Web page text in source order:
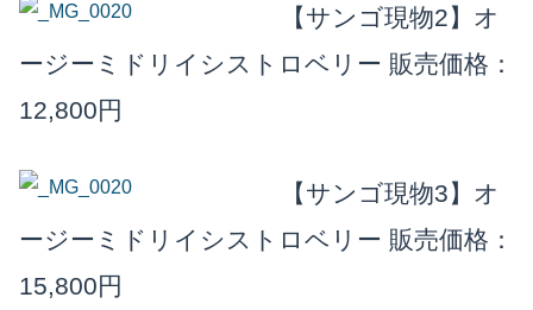
【サンゴ現物2】オ
ージーミドリイシストロベリー 販売価格：
12,800円
【サンゴ現物3】オ
ージーミドリイシストロベリー 販売価格：
15,800円